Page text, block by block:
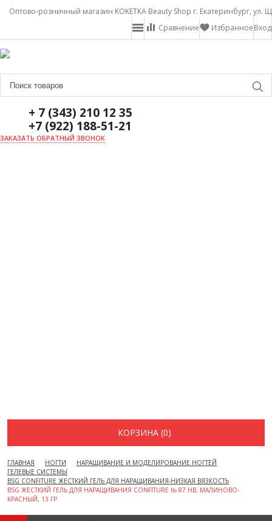
Оптово-розничный магазин KOKETKA Beauty Shop г. Екатеринбург, ул.
Вход
Избранное
Сравнение
+ 7 (343) 210 12 35
+7 (922) 188-51-21
ЗАКАЗАТЬ ОБРАТНЫЙ ЗВОНОК
КОРЗИНА (0)
ГЛАВНАЯ НОГТИ
НАРАЩИВАНИЕ И МОДЕЛИРОВАНИЕ НОГТЕЙ
ГЕЛЕВЫЕ СИСТЕМЫ
BSG CONFITURE ЖЕСТКИЙ ГЕЛЬ ДЛЯ НАРАЩИВАНИЯ-НИЗКАЯ ВЯЗКОСТЬ
BSG ЖЕСТКИЙ ГЕЛЬ ДЛЯ НАРАЩИВАНИЯ CONFITURE № 87 HB, МАЛИНОВО-
КРАСНЫЙ, 13 ГР.